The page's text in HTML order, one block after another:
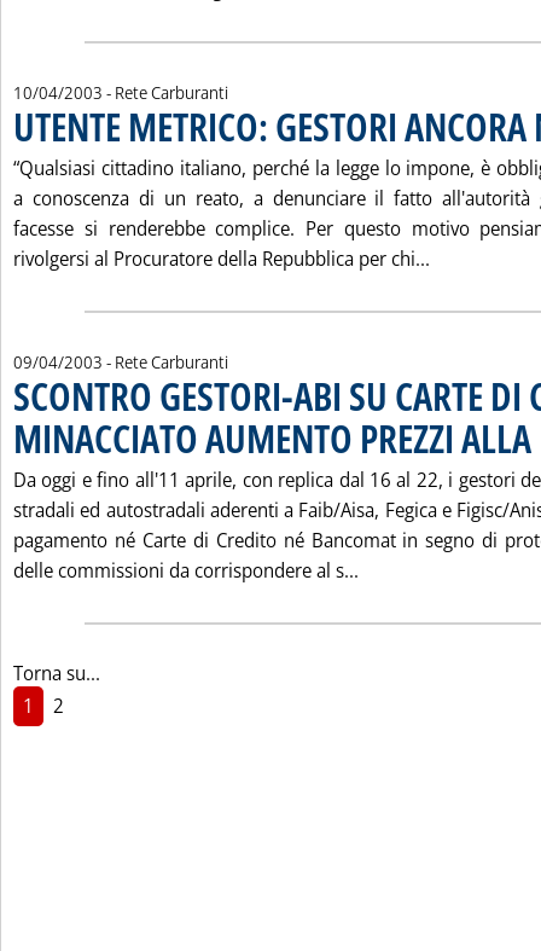
10/04/2003 - Rete Carburanti
UTENTE METRICO: GESTORI
“Qualsiasi cittadino italiano, perché la legge lo impone, è
a conoscenza di un reato, a denunciare il fatto
facesse si renderebbe complice. Per questo motivo
rivolgersi al Procuratore della Repubblica per chi...
09/04/2003 - Rete Carburanti
SCONTRO GESTORI-ABI SU CARTE DI
MINACCIATO AUMENTO PREZZI
Da oggi e fino all'11 aprile, con replica dal 16 al 22, i gestori
stradali ed autostradali aderenti a Faib/Aisa, Fegica e Figisc/
pagamento né Carte di Credito né Bancomat in segno di
delle commissioni da corrispondere al s...
Torna su...
1
2